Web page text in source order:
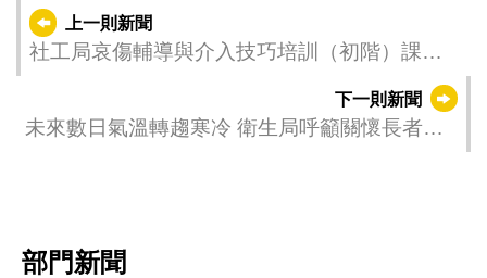
上一則新聞
社工局哀傷輔導與介入技巧培訓（初階）課程
下一則新聞
未來數日氣溫轉趨寒冷 衛生局呼籲關懷長者和
部門新聞